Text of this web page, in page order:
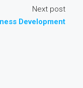
Next post
Development